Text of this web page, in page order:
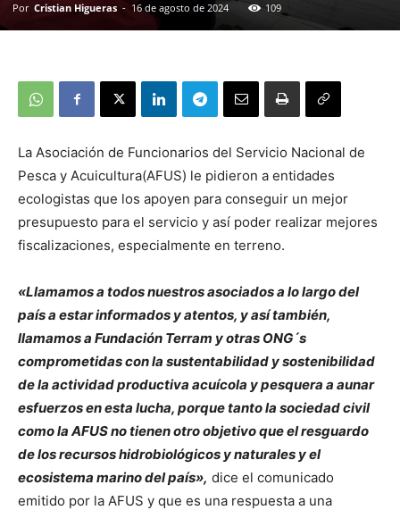
Por Cristian Higueras - 16 de agosto de 2024 109
La Asociación de Funcionarios del Servicio Nacional de
Pesca y Acuicultura(AFUS) le pidieron a entidades
ecologistas que los apoyen para conseguir un mejor
presupuesto para el servicio y así poder realizar mejores
fiscalizaciones, especialmente en terreno.
«Llamamos a todos nuestros asociados a lo largo del
país a estar informados y atentos, y así también,
llamamos a Fundación Terram y otras ONG´s
comprometidas con la sustentabilidad y sostenibilidad
de la actividad productiva acuícola y pesquera a aunar
esfuerzos en esta lucha, porque tanto la sociedad civil
como la AFUS no tienen otro objetivo que el resguardo
de los recursos hidrobiológicos y naturales y el
ecosistema marino del país», dice el comunicado
emitido por la AFUS y que es una respuesta a una